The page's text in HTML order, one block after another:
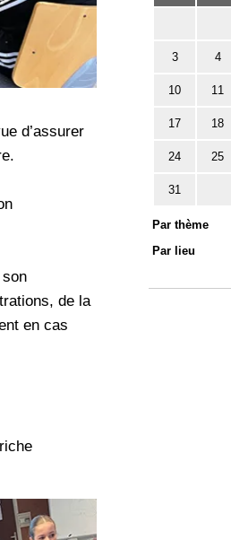
d’assurer
de la
en cas
3 4
10 11
17 18
24 25
31
Par thème
Par lieu